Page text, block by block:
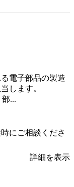
電子部品の製造
当します。
...
にご相談くださ
詳細を表示